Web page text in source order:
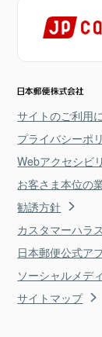
サイトのご利用
プライバシーポ
Webアクセシビ
お客さま本位の
勧誘方針
カスタマーハラ
日本郵便公式ア
ソーシャルメデ
サイトマップ